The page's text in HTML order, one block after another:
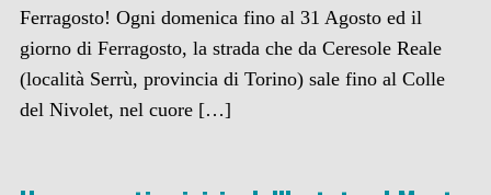
Ferragosto! Ogni domenica fino al 31 Agosto ed il
giorno di Ferragosto, la strada che da Ceresole Reale
(località Serrù, provincia di Torino) sale fino al Colle
del Nivolet, nel cuore […]